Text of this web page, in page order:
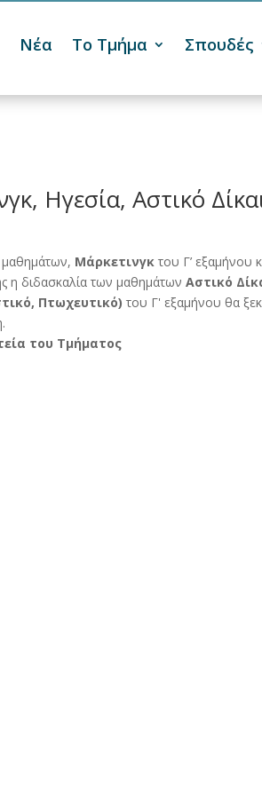
Νέα Το Τμήμα Σπουδές
Ηγεσία, Αστικό
μαθημάτων, Μάρκετινγκ του Γ’ εξαμήνου
η διδασκαλία των μαθημάτων Αστικό
Πτωχευτικό) του Γ' εξαμήνου θα
του Τμήματος